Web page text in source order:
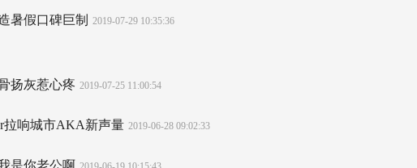
暑假口碑巨制 2019-07-29 10:35:36
扬灰惹心疼 2019-07-25 11:00:54
拉响城市AKA新声量 2019-06-28 09:02:33
是你老公啊